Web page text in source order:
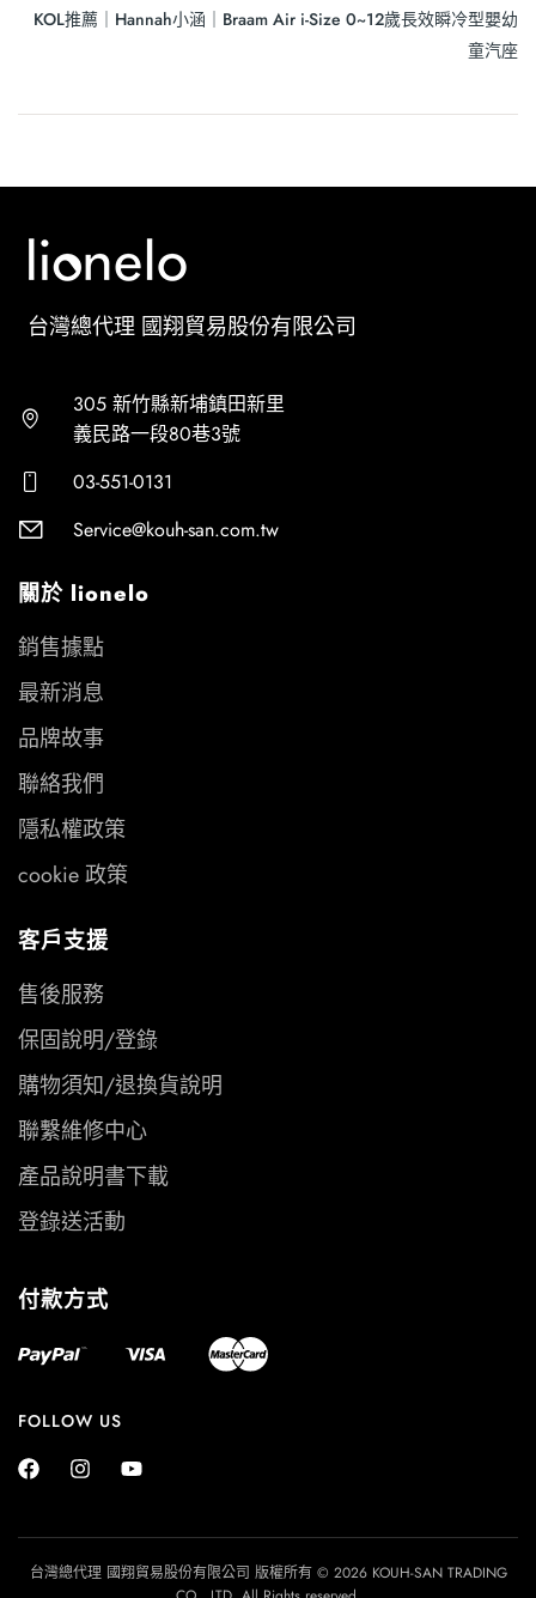
KOL推薦｜Hannah小涵｜Braam Air i-Size 0~12歲長效瞬冷型嬰幼
童汽座
台灣總代理 國翔貿易股份有限公司
305 新竹縣新埔鎮田新里
義民路一段80巷3號
03-551-0131
Service@kouh-san.com.tw
關於 lionelo
銷售據點
最新消息
品牌故事
聯絡我們
隱私權政策
cookie 政策
客戶支援
售後服務
保固說明/登錄
購物須知/退換貨說明
聯繫維修中心
產品說明書下載
登錄送活動
付款方式
FOLLOW US
台灣總代理 國翔貿易股份有限公司 版權所有 © 2026 KOUH-SAN TRADING